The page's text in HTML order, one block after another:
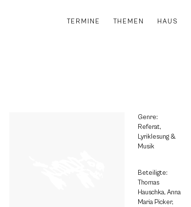
TERMINE THEMEN HAUS
Genre:
Referat,
Lyriklesung &
Musik
Beteiligte:
Thomas
Hauschka, Anna
Maria Picker,